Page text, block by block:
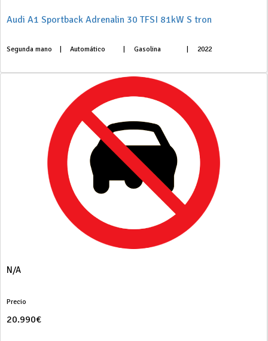
Audi A1 Sportback Adrenalin 30 TFSI 81kW S tron
Segunda mano Automático Gasolina 2022
N/A
Precio
20.990€